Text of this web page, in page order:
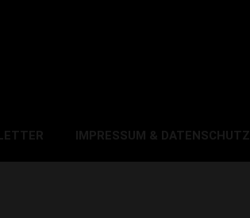
IMPRESSUM & DATENSCHUTZ